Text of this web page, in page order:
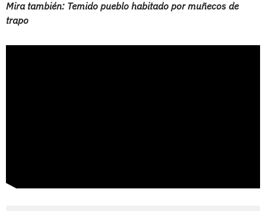
Mira también: Temido pueblo habitado por muñecos de
trapo